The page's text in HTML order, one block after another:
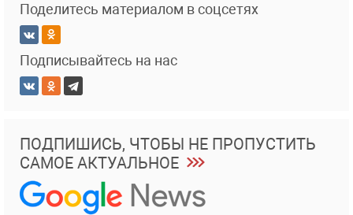
Поделитесь материалом в соцсетях
Подписывайтесь на нас
ПОДПИШИСЬ, ЧТОБЫ НЕ ПРОПУСТИТЬ
САМОЕ АКТУАЛЬНОЕ